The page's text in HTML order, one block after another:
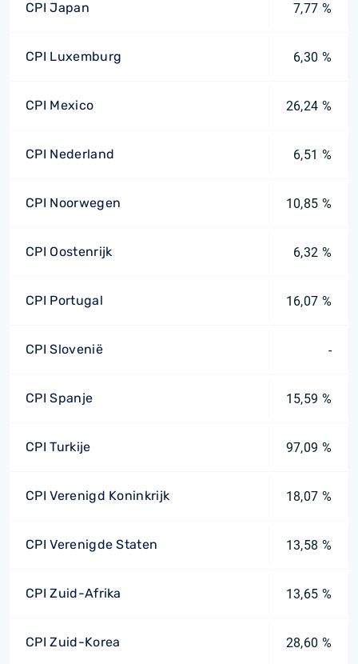
CPI Japan 7,77 %
CPI Luxemburg 6,30 %
CPI Mexico 26,24 %
CPI Nederland 6,51 %
CPI Noorwegen 10,85 %
CPI Oostenrijk 6,32 %
CPI Portugal 16,07 %
CPI Slovenië -
CPI Spanje 15,59 %
CPI Turkije 97,09 %
CPI Verenigd Koninkrijk 18,07 %
CPI Verenigde Staten 13,58 %
CPI Zuid-Afrika 13,65 %
CPI Zuid-Korea 28,60 %